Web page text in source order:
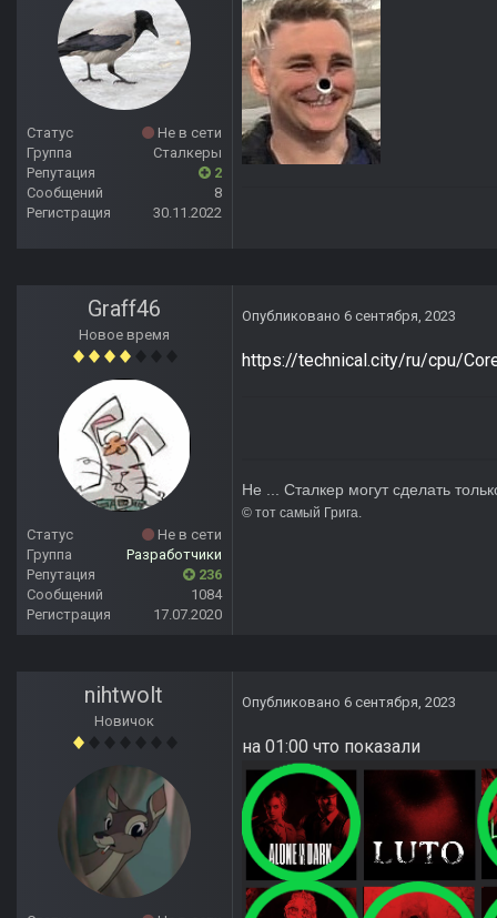
Статус
Не в сети
Группа
Сталкеры
Репутация
2
Сообщений
8
Регистрация
30.11.2022
Graff46
Новое время
Статус
Не в сети
Группа
Разработчики
Репутация
236
Сообщений
1084
Регистрация
17.07.2020
Опубликовано 6 сентября, 2023
https://technical.city/ru/cpu/
Не ... Сталкер могут сделать
© тот
nihtwolt
Новичок
Опубликовано 6 сентября, 2023
на 01:00 что показали